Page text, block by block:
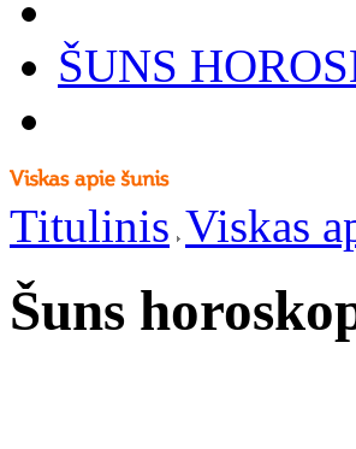
ŠUNS
Titulinis Viskas
Šuns